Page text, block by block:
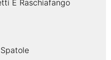
E Raschiafango